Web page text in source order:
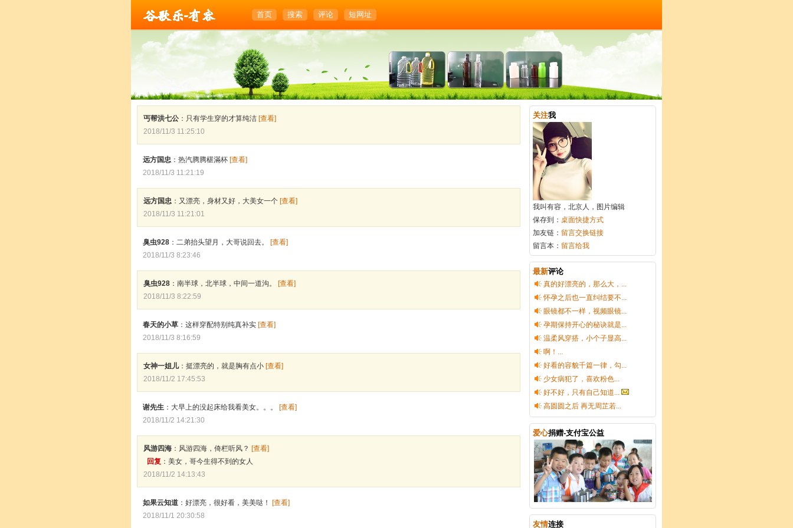
首页 搜索 评论 短网址
丐帮洪七公 ：只有学生穿的才算纯洁 [查看]
2018/11/3 11:25:10
远方国忠 ：热汽腾腾椹滿杯 [查看]
2018/11/3 11:21:19
远方国忠 ：又漂亮，身材又好，大美女一个 [查看]
2018/11/3 11:21:01
臭虫928 ：二弟抬头望月，大哥说回去。 [查看]
2018/11/3 8:23:46
臭虫928 ：南半球，北半球，中间一道沟。
[查看]
2018/11/3 8:22:59
春天的小草 ：这样穿配特别纯真补实 [查看]
2018/11/3 8:16:59
女神一姐儿：挺漂亮的，就是胸有点小 [查看]
2018/11/2 17:45:53
谢先生 ：大早上的没起床给我看美女。。。 [查看]
2018/11/2 14:21:30
风游四海 ：风游四海，倚栏听风？ [查看]
回复 ：美女，哥今生得不到的女人
2018/11/2 14:13:43
如果云知道 ：好漂亮，很好看，美美哒！ [查看]
2018/11/1 20:30:58
关注我
我叫有容，北京人，图片编辑
保存到： 桌面快捷方式
加友链： 留言交换链接
留言本： 留言给我
最新评论
真的好漂亮的，那么大，...
怀孕之后也一直纠结要不...
眼镜都不一样，视频眼镜...
孕期保持开心的秘诀就是...
温柔风穿搭，小个子显高...
啊！...
好看的容貌千篇一律，勾...
少女病犯了，喜欢粉色...
好不好，只有自己知道...
高圆圆之后 再无周芷若...
爱心捐赠-支付宝公益
友情连接